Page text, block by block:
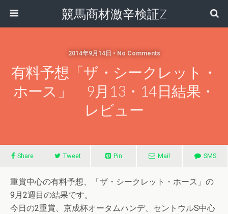
競馬商材激辛検証Z
2014年9月14日 • No Comments
有料予想「ザ・シークレット・
ホース」 9月13・14日結果・
レビュー
Share Tweet Pin Mail SMS
重賞中心の有料予想、「ザ・シークレット・ホース」の
9月2週目の結果です。
今日の2重賞、京成杯オータムハンデ、セントウルS中心